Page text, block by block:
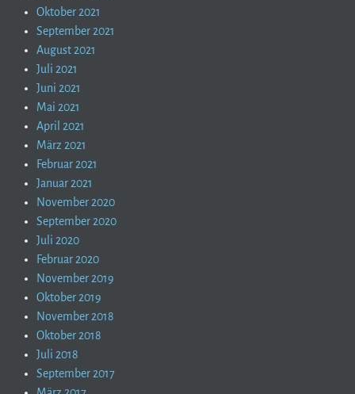
Oktober 2021
September 2021
August 2021
Juli 2021
Juni 2021
Mai 2021
April 2021
März 2021
Februar 2021
Januar 2021
November 2020
September 2020
Juli 2020
Februar 2020
November 2019
Oktober 2019
November 2018
Oktober 2018
Juli 2018
September 2017